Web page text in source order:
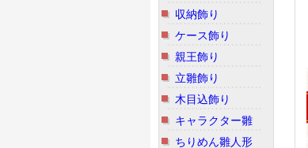
収納飾り
ケース飾り
親王飾り
立雛飾り
木目込飾り
キャラクター雛
ちりめん雛人形